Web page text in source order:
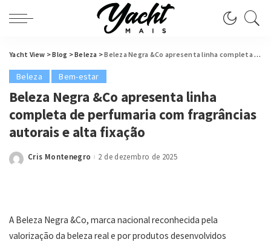
Yacht View >Blog >Beleza >Beleza Negra &Co apresenta linha completa de perfumaria com fragrâncias autorais e alta fixação
Beleza Bem-estar
Beleza Negra &Co apresenta linha
completa de perfumaria com fragrâncias
autorais e alta fixação
Posted
Cris Montenegro 2 de dezembro de 2025
A Beleza Negra &Co, marca nacional reconhecida pela
valorização da beleza real e por produtos desenvolvidos